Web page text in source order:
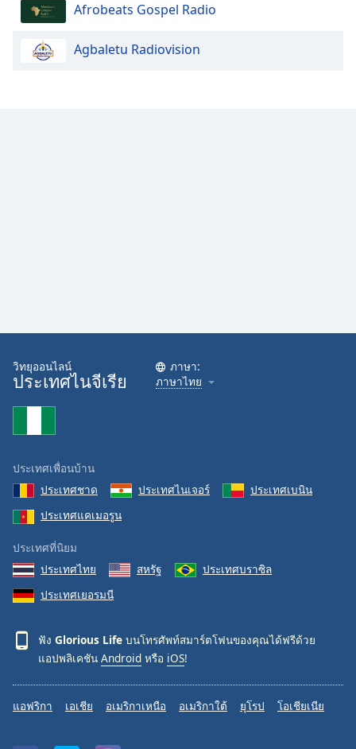
Color
Opacity
Font
Family
Done
Dialog
dialog
window.
Afrobeats Gospel Radio
Agbaletu Radiovision
วิทยุออนไลน์
ประเทศไนจีเรีย
ภาษา:
ภาษาไทย
ประเทศเพื่อนบ้าน
ประเทศชาด
ประเทศไนเจอร์
ประเทศเบนิน
ประเทศแคเมอรูน
ประเทศที่นิยม
ประเทศไทย
สหรัฐ
ประเทศบราซิล
ประเทศเยอรมนี
ฟัง Glorious Life บนโทรศัพท์สมาร์ตโฟนของคุณได้ฟรีด้วย
แอปพลิเคชัน Android หรือ iOS!
แอฟริกา เอเชีย อเมริกาเหนือ อเมริกาใต้ ยุโรป โอเชียเนีย